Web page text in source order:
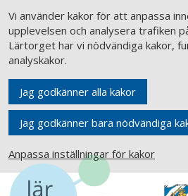
Vi använder kakor för att anpassa
upplevelsen och analysera trafiken
Lärtorget har vi nödvändiga kakor,
analyskakor.
Jag godkänner alla kakor
Jag godkänner bara nödvändiga
Anpassa inställningar för kakor